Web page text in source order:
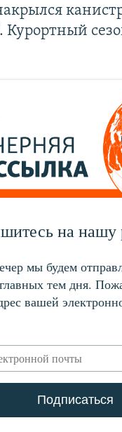
Курортный